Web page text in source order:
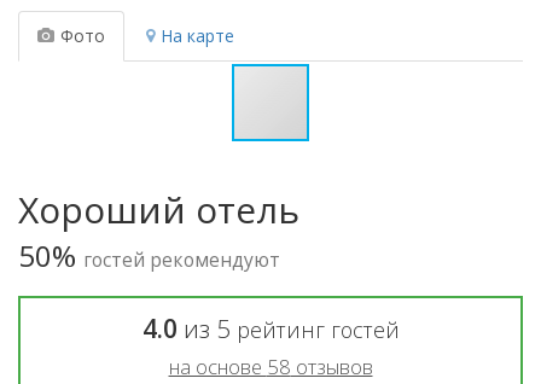
Фото На карте
Хороший отель
50% гостей рекомендуют
4.0 из 5 рейтинг гостей
на основе 58 отзывов